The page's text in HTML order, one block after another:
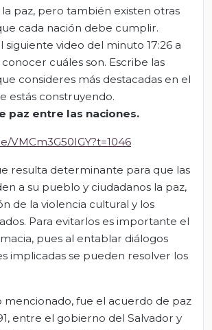
paz, pero también existen otras
cada nación debe cumplir.
siguiente video del minuto 17:26 a
conocer cuáles son. Escribe las
consideres más destacadas en el
estás construyendo.
paz entre las naciones.
VMCm3G50IGY?t=1046
resulta determinante para que las
a su pueblo y ciudadanos la paz,
de la violencia cultural y los
Para evitarlos es importante el
pues al entablar diálogos
implicadas se pueden resolver los
mencionado, fue el acuerdo de paz
entre el gobierno del Salvador y